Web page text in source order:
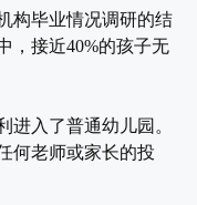
构毕业情况调研的结
，接近40%的孩子无
进入了普通幼儿园。
何老师或家长的投